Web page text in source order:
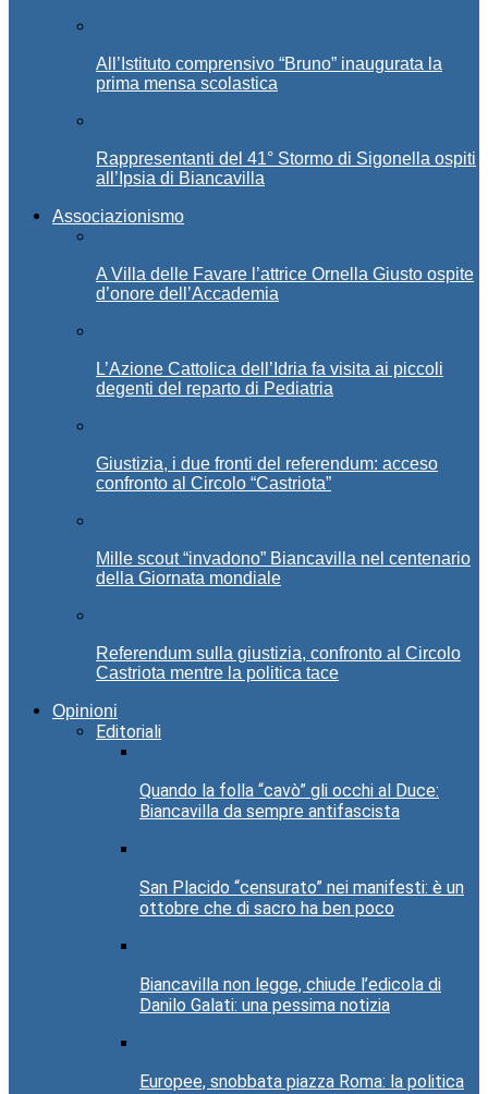
All’Istituto comprensivo “Bruno” inaugurata la
prima mensa scolastica
Rappresentanti del 41° Stormo di Sigonella ospiti
all’Ipsia di Biancavilla
Associazionismo
A Villa delle Favare l’attrice Ornella Giusto ospite
d’onore dell’Accademia
L’Azione Cattolica dell’Idria fa visita ai piccoli
degenti del reparto di Pediatria
Giustizia, i due fronti del referendum: acceso
confronto al Circolo “Castriota”
Mille scout “invadono” Biancavilla nel centenario
della Giornata mondiale
Referendum sulla giustizia, confronto al Circolo
Castriota mentre la politica tace
Opinioni
Editoriali
Quando la folla “cavò” gli occhi al Duce:
Biancavilla da sempre antifascista
San Placido “censurato” nei manifesti: è un
ottobre che di sacro ha ben poco
Biancavilla non legge, chiude l’edicola di
Danilo Galati: una pessima notizia
Europee, snobbata piazza Roma: la politica